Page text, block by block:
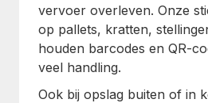
vervoer overleven. Onze
op pallets, kratten,
houden barcodes en QR-
veel handling.
Ook bij opslag buiten of in